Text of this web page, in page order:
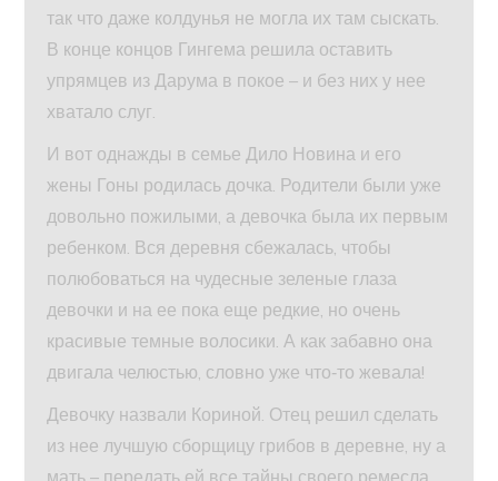
так что даже колдунья не могла их там сыскать.
В конце концов Гингема решила оставить
упрямцев из Дарума в покое – и без них у нее
хватало слуг.
И вот однажды в семье Дило Новина и его
жены Гоны родилась дочка. Родители были уже
довольно пожилыми, а девочка была их первым
ребенком. Вся деревня сбежалась, чтобы
полюбоваться на чудесные зеленые глаза
девочки и на ее пока еще редкие, но очень
красивые темные волосики. А как забавно она
двигала челюстью, словно уже что‑то жевала!
Девочку назвали Кориной. Отец решил сделать
из нее лучшую сборщицу грибов в деревне, ну а